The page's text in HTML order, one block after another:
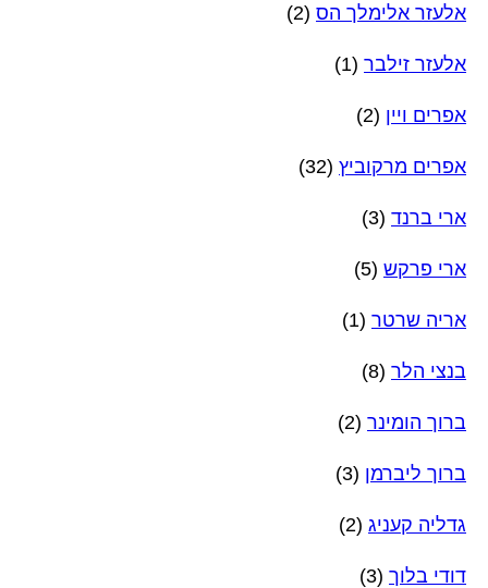
אלעזר אלימלך הס (2)
אלעזר זילבר (1)
אפרים ויין (2)
אפרים מרקוביץ (32)
ארי ברנד (3)
ארי פרקש (5)
אריה שרטר (1)
בנצי הלר (8)
ברוך הומינר (2)
ברוך ליברמן (3)
גדליה קעניג (2)
דודי בלוך (3)